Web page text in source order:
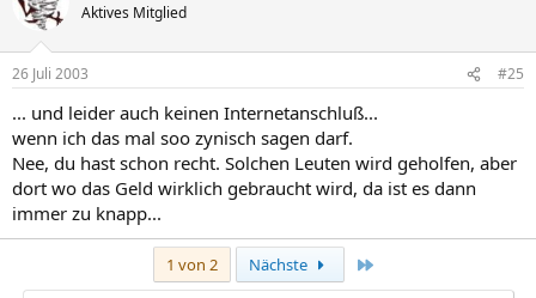
Aktives Mitglied
26 Juli 2003 #25
... und leider auch keinen Internetanschluß...
wenn ich das mal soo zynisch sagen darf.
Nee, du hast schon recht. Solchen Leuten wird geholfen, aber
dort wo das Geld wirklich gebraucht wird, da ist es dann
immer zu knapp...
1 von 2 Nächste